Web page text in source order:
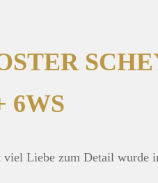
6WS
Liebe zum Detail wurde